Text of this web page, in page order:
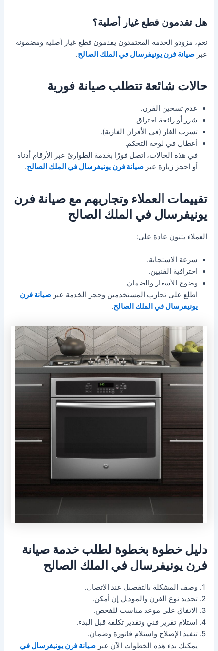
هل تقدمون قطع غيار أصلية؟
نعم، مزودو الخدمة المعتمدون يقدمون قطع غيار أصلية ومضمونة
عبرصيانة فرن يونيفرسال في الملك الصالح.
حالات شائعة تتطلب صيانة فورية
عدم تسخين الفرن.
شرر أو رائحة احتراق.
تسرب الغاز (في الأفران الغازية).
أعطال في لوحة التحكم.
في هذه الحالات، اتصل فورًا بخدمة الطوارئ عبر الأرقام أدناه
أو احجز زيارة عبرصيانة فرن يونيفرسال في الملك الصالح.
تقييمات العملاء وتجاربهم مع صيانة فرن
يونيفرسال في الملك الصالح
العملاء يثنون عادة على:
سرعة الاستجابة.
احترافية الفنيين.
وضوح الأسعار والضمان.
اطلع على تجارب المستخدمين وحجز الخدمة عبرصيانة فرن
يونيفرسال في الملك الصالح.
دليل خطوة بخطوة لطلب خدمة صيانة
فرن يونيفرسال في الملك الصالح
وصف المشكلة بالتفصيل عند الاتصال.
تحديد نوع الفرن والموديل إن أمكن.
الاتفاق على موعد مناسب للفحص.
استلام تقرير فني وتقدير تكلفة قبل البدء.
تنفيذ الإصلاح واستلام فاتورة وضمان.
يمكنك بدء هذه الخطوات الآن عبرصيانة فرن يونيفرسال في